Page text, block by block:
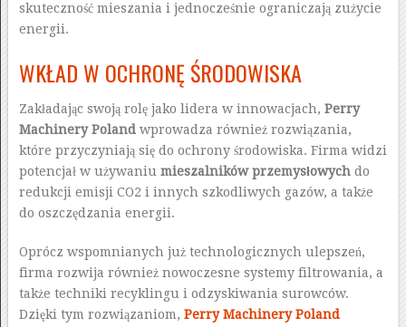
skuteczność mieszania i jednocześnie ograniczają zużycie
energii.
WKŁAD W OCHRONĘ ŚRODOWISKA
Zakładając swoją rolę jako lidera w innowacjach, Perry
Machinery Polandwprowadza również rozwiązania,
które przyczyniają się do ochrony środowiska. Firma widzi
potencjał w używaniu mieszalników przemysłowychdo
redukcji emisji CO2 i innych szkodliwych gazów, a także
do oszczędzania energii.
Oprócz wspomnianych już technologicznych ulepszeń,
firma rozwija również nowoczesne systemy filtrowania, a
także techniki recyklingu i odzyskiwania surowców.
Dzięki tym rozwiązaniom, Perry Machinery Poland